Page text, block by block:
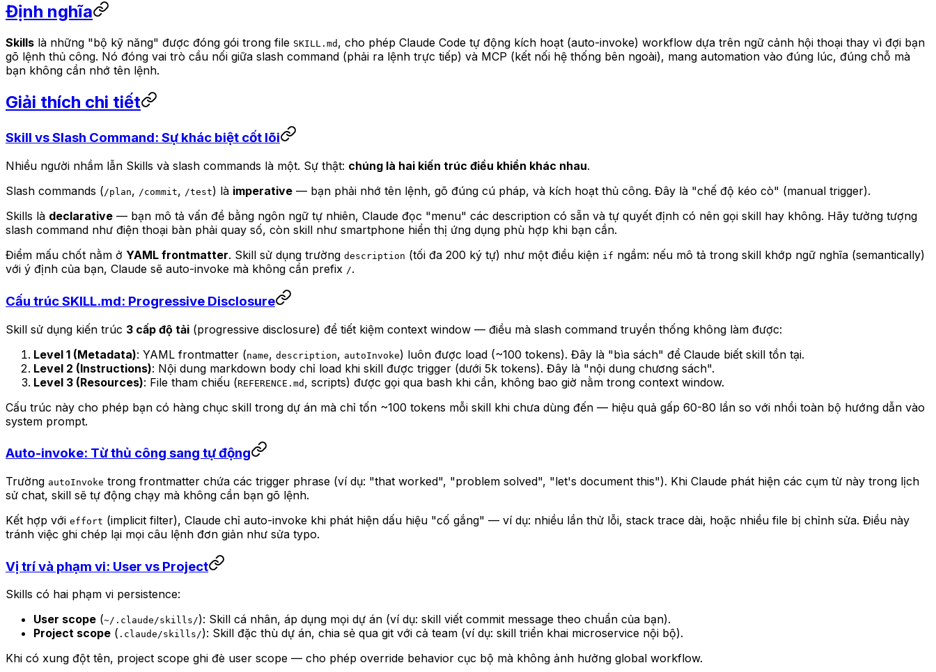
Định nghĩa
Skills là những "bộ kỹ năng" được đóng gói trong file SKILL.md , cho phép Claude Code tự động kích hoạt (auto-invoke) workflow dựa trên ngữ cảnh hội thoại thay vì đợi bạn
gõ lệnh thủ công. Nó đóng vai trò cầu nối giữa slash command (phải ra lệnh trực tiếp) và MCP (kết nối hệ thống bên ngoài), mang automation vào đúng lúc, đúng chỗ mà
bạn không cần nhớ tên lệnh.
Giải thích chi tiết
Skill vs Slash Command: Sự khác biệt cốt lõi
Nhiều người nhầm lẫn Skills và slash commands là một. Sự thật: chúng là hai kiến trúc điều khiển khác nhau.
Slash commands (/plan, /commit, /test) là imperative — bạn phải nhớ tên lệnh, gõ đúng cú pháp, và kích hoạt thủ công. Đây là "chế độ kéo cò" (manual trigger).
Skills là declarative — bạn mô tả vấn đề bằng ngôn ngữ tự nhiên, Claude đọc "menu" các description có sẵn và tự quyết định có nên gọi skill hay không. Hãy tưởng tượng
slash command như điện thoại bàn phải quay số, còn skill như smartphone hiển thị ứng dụng phù hợp khi bạn cần.
Điểm mấu chốt nằm ở YAML frontmatter. Skill sử dụng trường description (tối đa 200 ký tự) như một điều kiện if ngầm: nếu mô tả trong skill khớp ngữ nghĩa (semantically)
với ý định của bạn, Claude sẽ auto-invoke mà không cần prefix /.
Cấu trúc SKILL.md: Progressive Disclosure
Skill sử dụng kiến trúc 3 cấp độ tải (progressive disclosure) để tiết kiệm context window — điều mà slash command truyền thống không làm được:
Level 1 (Metadata): YAML frontmatter (name, description, autoInvoke) luôn được load (~100 tokens). Đây là "bìa sách" để Claude biết skill tồn tại.
Level 2 (Instructions): Nội dung markdown body chỉ load khi skill được trigger (dưới 5k tokens). Đây là "nội dung chương sách".
Level 3 (Resources): File tham chiếu (REFERENCE.md , scripts) được gọi qua bash khi cần, không bao giờ nằm trong context window.
Cấu trúc này cho phép bạn có hàng chục skill trong dự án mà chỉ tốn ~100 tokens mỗi skill khi chưa dùng đến — hiệu quả gấp 60-80 lần so với nhồi toàn bộ hướng dẫn vào
system prompt.
Auto-invoke: Từ thủ công sang tự động
Trường autoInvoke trong frontmatter chứa các trigger phrase (ví dụ: "that worked", "problem solved", "let's document this"). Khi Claude phát hiện các cụm từ này trong lịch
sử chat, skill sẽ tự động chạy mà không cần bạn gõ lệnh.
Kết hợp với effort (implicit filter), Claude chỉ auto-invoke khi phát hiện dấu hiệu "cố gắng" — ví dụ: nhiều lần thử lỗi, stack trace dài, hoặc nhiều file bị chỉnh sửa. Điều này
tránh việc ghi chép lại mọi câu lệnh đơn giản như sửa typo.
Vị trí và phạm vi: User vs Project
Skills có hai phạm vi persistence:
User scope (~/.claude/skills/): Skill cá nhân, áp dụng mọi dự án (ví dụ: skill viết commit message theo chuẩn của bạn).
Project scope ( .claude/skills/): Skill đặc thù dự án, chia sẻ qua git với cả team (ví dụ: skill triển khai microservice nội bộ).
Khi có xung đột tên, project scope ghi đè user scope — cho phép override behavior cục bộ mà không ảnh hưởng global workflow.